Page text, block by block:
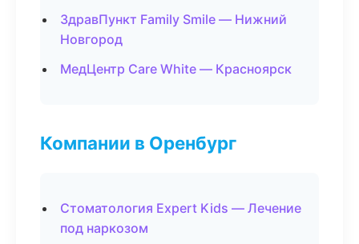
ЗдравПункт Family Smile — Нижний
Новгород
МедЦентр Care White — Красноярск
Компании в Оренбург
Стоматология Expert Kids — Лечение
под наркозом